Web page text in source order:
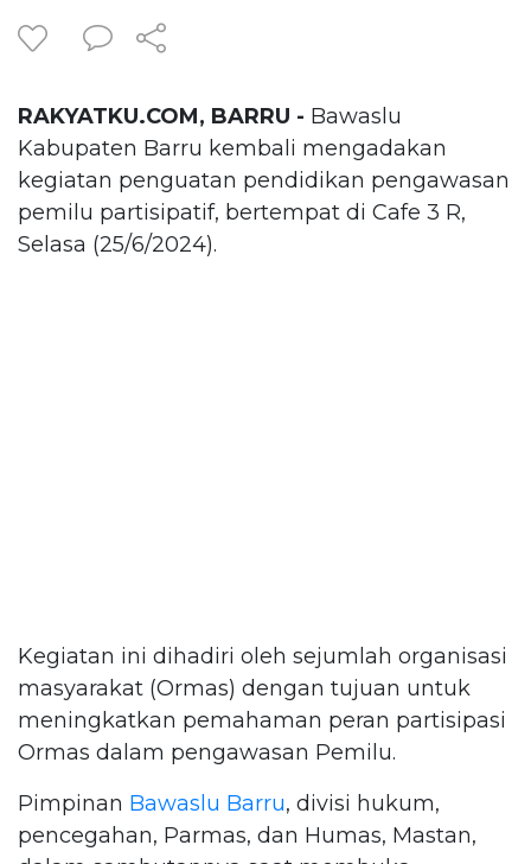
RAKYATKU.COM, BARRU - Bawaslu
Kabupaten Barru kembali mengadakan
kegiatan penguatan pendidikan pengawasan
pemilu partisipatif, bertempat di Cafe 3 R,
Selasa (25/6/2024).
Kegiatan ini dihadiri oleh sejumlah organisasi
masyarakat (Ormas) dengan tujuan untuk
meningkatkan pemahaman peran partisipasi
Ormas dalam pengawasan Pemilu.
Pimpinan Bawaslu Barru, divisi hukum,
pencegahan, Parmas, dan Humas, Mastan,